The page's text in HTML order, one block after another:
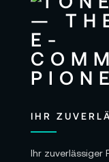
IHR
Ihr zuverlässiger